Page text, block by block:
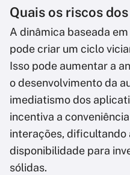
Quais os riscos
A dinâmica baseada em
pode criar um ciclo
Isso pode aumentar a
o desenvolvimento da
imediatismo dos
incentiva a
interações, dificultando
disponibilidade para
sólidas.